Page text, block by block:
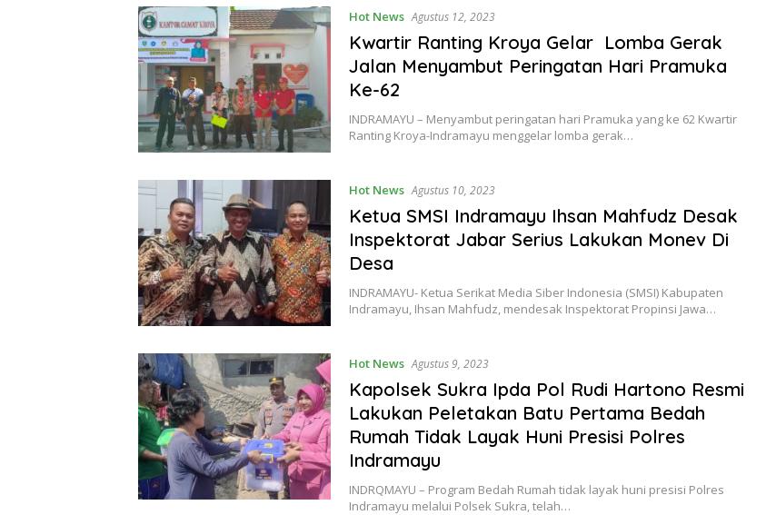
Hot News Agustus 12, 2023
Kwartir Ranting Kroya Gelar Lomba Gerak
Jalan Menyambut Peringatan Hari Pramuka
Ke-62
INDRAMAYU – Menyambut peringatan hari Pramuka yang ke 62 Kwartir
Ranting Kroya-Indramayu menggelar lomba gerak…
Hot News Agustus 10, 2023
Ketua SMSI Indramayu Ihsan Mahfudz Desak
Inspektorat Jabar Serius Lakukan Monev Di
Desa
INDRAMAYU- Ketua Serikat Media Siber Indonesia (SMSI) Kabupaten
Indramayu, Ihsan Mahfudz, mendesak Inspektorat Propinsi Jawa…
Hot News Agustus 9, 2023
Kapolsek Sukra Ipda Pol Rudi Hartono Resmi
Lakukan Peletakan Batu Pertama Bedah
Rumah Tidak Layak Huni Presisi Polres
Indramayu
INDRQMAYU – Program Bedah Rumah tidak layak huni presisi Polres
Indramayu melalui Polsek Sukra, telah…